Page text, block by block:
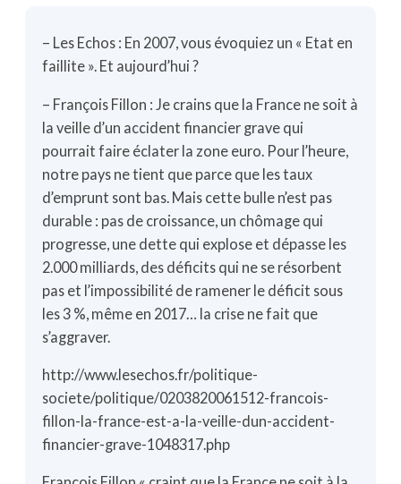
– Les Echos : En 2007, vous évoquiez un « Etat en
faillite ». Et aujourd’hui ?
– François Fillon : Je crains que la France ne soit à
la veille d’un accident financier grave qui
pourrait faire éclater la zone euro. Pour l’heure,
notre pays ne tient que parce que les taux
d’emprunt sont bas. Mais cette bulle n’est pas
durable : pas de croissance, un chômage qui
progresse, une dette qui explose et dépasse les
2.000 milliards, des déficits qui ne se résorbent
pas et l’impossibilité de ramener le déficit sous
les 3 %, même en 2017… la crise ne fait que
s’aggraver.
http://www.lesechos.fr/politique-
societe/politique/0203820061512-francois-
fillon-la-france-est-a-la-veille-dun-accident-
financier-grave-1048317.php